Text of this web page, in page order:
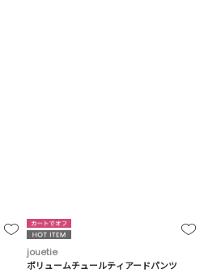
jouetie
ボリュームチュールティアードパンツ